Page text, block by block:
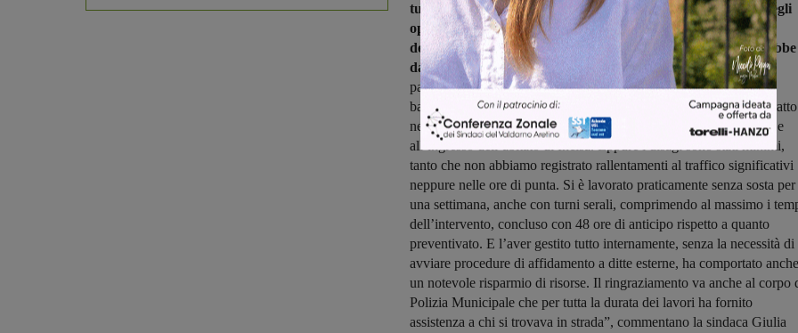
tutta la comunità di Figline e Incisa Valdarno alla squadra degli
operai comunali e all’Ufficio tecnico per la disponibilità e la
dedizione con le quali hanno portato a termine i lavori, verrebbe
da dire, a tempo di record. Si trattava di un intervento
particolarmente delicato perché imprevisto, urgente, tutt’altro che
banale dal punto di vista strutturale e che interessava proprio un tratto
nevralgico per la viabilità comunale, lungo la Strada regionale 69 e
all’ingresso dell’abitato di Incisa. Eppure i disagi sono stati minimi,
tanto che non abbiamo registrato rallentamenti al traffico significativi
neppure nelle ore di punta. Si è lavorato praticamente senza sosta per
una settimana, anche con turni serali, comprimendo al massimo i
dell’intervento, concluso con 48 ore di anticipo rispetto a quanto
preventivato. E l’aver gestito tutto internamente, senza la necessità di
avviare procedure di affidamento a ditte esterne, ha comportato anche
un notevole risparmio di risorse. Il ringraziamento va anche al corpo
Polizia Municipale che per tutta la durata dei lavori ha fornito
assistenza a chi si trovava in strada”, commentano la sindaca Giulia